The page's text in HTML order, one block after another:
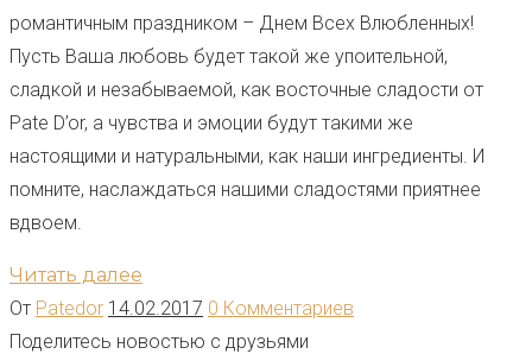
романтичным праздником – Днем Всех Влюбленных!
Пусть Ваша любовь будет такой же упоительной,
сладкой и незабываемой, как восточные сладости от
Pate D’or, а чувства и эмоции будут такими же
настоящими и натуральными, как наши ингредиенты. И
помните, наслаждаться нашими сладостями приятнее
вдвоем.
Читать далее
От Patedor 14.02.2017 0 Комментариев
Поделитесь новостью с друзьями